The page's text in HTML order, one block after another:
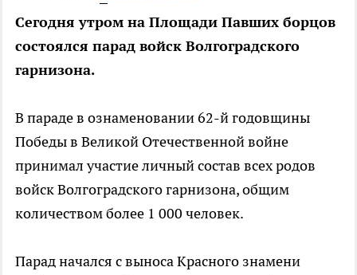
Сегодня утром на Площади Павших борцов
состоялся парад войск Волгоградского
гарнизона.
В параде в ознаменовании 62-й годовщины
Победы в Великой Отечественной войне
принимал участие личный состав всех родов
войск Волгоградского гарнизона, общим
количеством более 1 000 человек.
Парад начался с выноса Красного знамени